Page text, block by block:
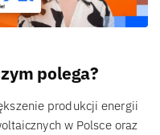
polega?
produkcji energii
w Polsce oraz